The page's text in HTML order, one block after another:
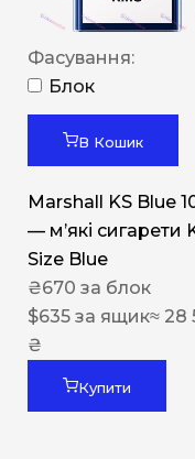
Фасування:
Блок
В Кошик
Marshall KS Blue
— м’які сигарети
Size Blue
₴670 за блок
$635 за ящик≈ 28
₴
Купити